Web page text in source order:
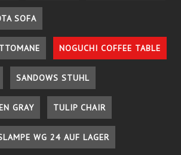
SOFA
NOGUCHI COFFEE TABLE
SANDOWS STUHL
GRAY TULIP CHAIR
WG 24 AUF LAGER